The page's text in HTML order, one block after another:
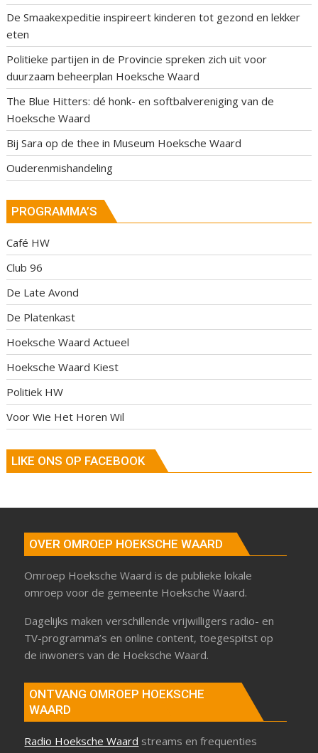
De Smaakexpeditie inspireert kinderen tot gezond en lekker
eten
Politieke partijen in de Provincie spreken zich uit voor
duurzaam beheerplan Hoeksche Waard
The Blue Hitters: dé honk- en softbalvereniging van de
Hoeksche Waard
Bij Sara op de thee in Museum Hoeksche Waard
Ouderenmishandeling
PROGRAMMA’S
Café HW
Club 96
De Late Avond
De Platenkast
Hoeksche Waard Actueel
Hoeksche Waard Kiest
Politiek HW
Voor Wie Het Horen Wil
LIKE ONS OP FACEBOOK
OVER OMROEP HOEKSCHE WAARD
Omroep Hoeksche Waard is de publieke lokale
omroep voor de gemeente Hoeksche Waard.
Dagelijks maken verschillende vrijwilligers radio- en
TV-programma’s en online content, toegespitst op
de inwoners van de Hoeksche Waard.
ONTVANG OMROEP HOEKSCHE
WAARD
Radio Hoeksche Waard streams en frequenties